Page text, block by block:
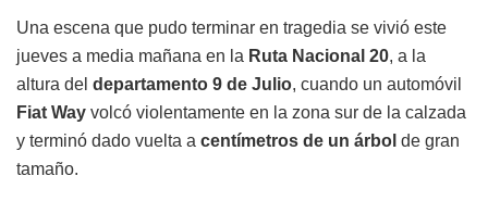
Una escena que pudo terminar en tragedia se vivió este
jueves a media mañana en la Ruta Nacional 20, a la
altura del departamento 9 de Julio, cuando un automóvil
Fiat Way volcó violentamente en la zona sur de la calzada
y terminó dado vuelta a centímetros de un árbol de gran
tamaño.